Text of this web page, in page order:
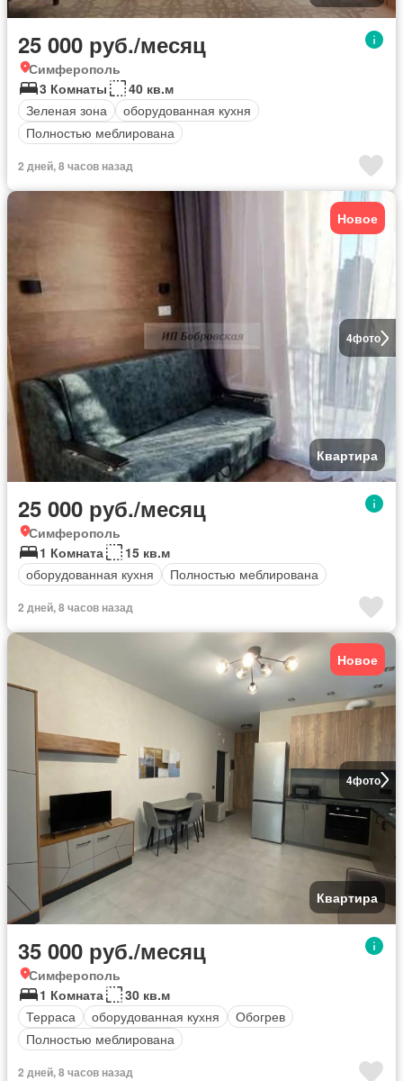
25 000 руб./месяц
Симферополь
3 Комнаты
40 кв.м
Зеленая зона
оборудованная кухня
Полностью меблирована
2 дней, 8 часов назад
4фото
Новое
Квартира
25 000 руб./месяц
Симферополь
1 Комната
15 кв.м
оборудованная кухня
Полностью меблирована
2 дней, 8 часов назад
4фото
Новое
Квартира
35 000 руб./месяц
Симферополь
1 Комната
30 кв.м
Терраса
оборудованная кухня
Обогрев
Полностью меблирована
2 дней, 8 часов назад